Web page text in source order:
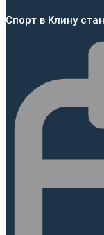
Спорт в Клину